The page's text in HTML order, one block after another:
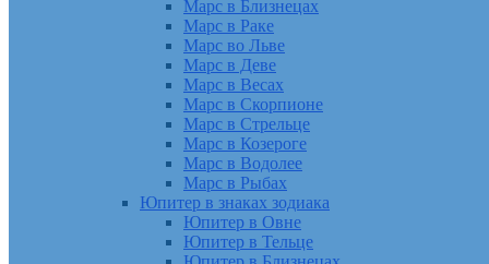
Марс в Близнецах
Марс в Раке
Марс во Льве
Марс в Деве
Марс в Весах
Марс в Скорпионе
Марс в Стрельце
Марс в Козероге
Марс в Водолее
Марс в Рыбах
Юпитер в знаках зодиака
Юпитер в Овне
Юпитер в Тельце